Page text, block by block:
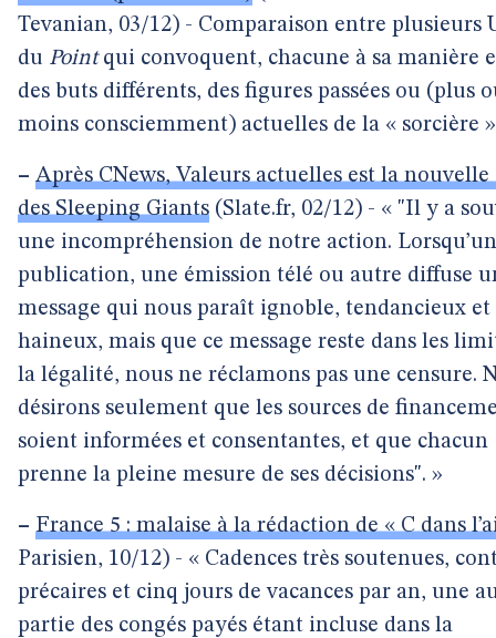
Tevanian, 03/12) - Comparaison entre plusieurs
du Pointqui convoquent, chacune à sa manière
des buts différents, des figures passées ou (plus
moins consciemment) actuelles de la « sorcière
– Après CNews, Valeurs actuelles est la nouvelle
des Sleeping Giants (Slate.fr, 02/12) - « "Il y a
une incompréhension de notre action.
publication, une émission télé ou autre diffuse
message qui nous paraît ignoble, tendancieux et
haineux, mais que ce message reste dans les
la légalité, nous ne réclamons pas une censure.
désirons seulement que les sources de
soient informées et consentantes, et que chacun
prenne la pleine mesure de ses décisions". »
– France 5 : malaise à la rédaction de « C dans
Parisien, 10/12) - « Cadences très soutenues,
précaires et cinq jours de vacances par an, une
partie des congés payés étant incluse dans la